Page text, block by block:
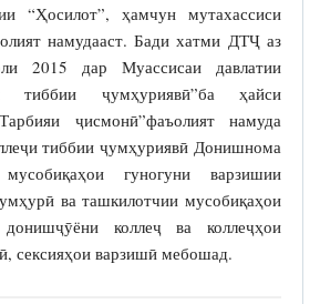
“Ҳосилот”, ҳамчун мутахассиси
намудааст. Бади хатми ДТҶ аз
2015 дар Муассисаи давлатии
тиббии ҷумҳуриявӣ”ба ҳайси
ҷисмонӣ”фаъолият намуда
тиббии ҷумҳуриявӣ Донишнома
гуногуни варзишии
ва ташкилотчии мусобиқаҳои
коллеҷ ва коллеҷҳои
сексияҳои варзишӣ мебошад.